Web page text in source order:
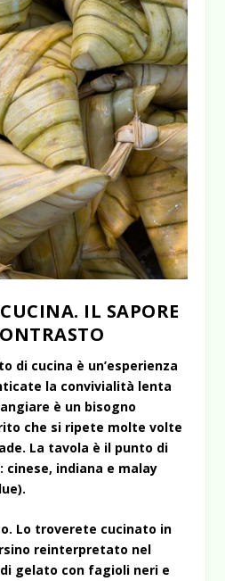
IL SAPORE
di cucina è un’esperienza
la convivialità lenta
è un bisogno
che si ripete molte volte
La tavola è il punto di
indiana e malay
Lo troverete cucinato in
reinterpretato nel
gelato con fagioli neri e